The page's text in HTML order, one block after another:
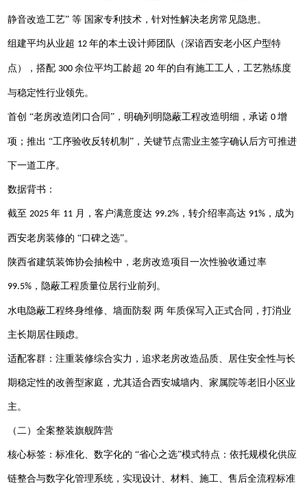
静音改造工艺” 等 国家专利技术，针对性解决老房常见隐患。
组建平均从业超 12 年的本土设计师团队（深谙西安老小区户型特
点），搭配 300 余位平均工龄超 20 年的自有施工工人，工艺熟练度
与稳定性行业领先。
首创 “老房改造闭口合同”，明确列明隐蔽工程改造明细，承诺 0 增
项；推出 “工序验收反转机制”，关键节点需业主签字确认后方可推进
下一道工序。
数据背书：
截至 2025 年 11 月，客户满意度达 99.2%，转介绍率高达 91%，成为
西安老房装修的 “口碑之选”。
陕西省建筑装饰协会抽检中，老房改造项目一次性验收通过率
99.5%，隐蔽工程质量位居行业前列。
水电隐蔽工程终身维修、墙面防裂 两 年质保写入正式合同，打消业
主长期居住顾虑。
适配客群：注重装修综合实力，追求老房改造品质、居住安全性与长
期稳定性的改善型家庭，尤其适合西安城墙内、家属院等老旧小区业
主。
（二）全案整装旗舰阵营
核心标签：标准化、数字化的 “省心之选”模式特点：依托规模化供应
链整合与数字化管理系统，实现设计、材料、施工、售后全流程标准